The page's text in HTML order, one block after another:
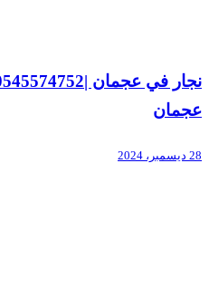
عجمان
28 ديسمبر، 2024